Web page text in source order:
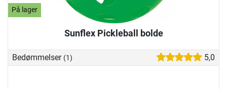
På lager
Sunflex Pickleball bolde
Bedømmelser (1) 5,0